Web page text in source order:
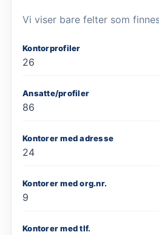
Vi viser bare felter som
Kontorprofiler
26
Ansatte/profiler
86
Kontorer med adresse
24
Kontorer med org.nr.
9
Kontorer med tlf.